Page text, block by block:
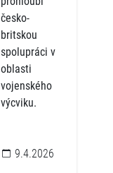
česko-
britskou
spolupráci v
oblasti
vojenského
výcviku.
9.4.2026